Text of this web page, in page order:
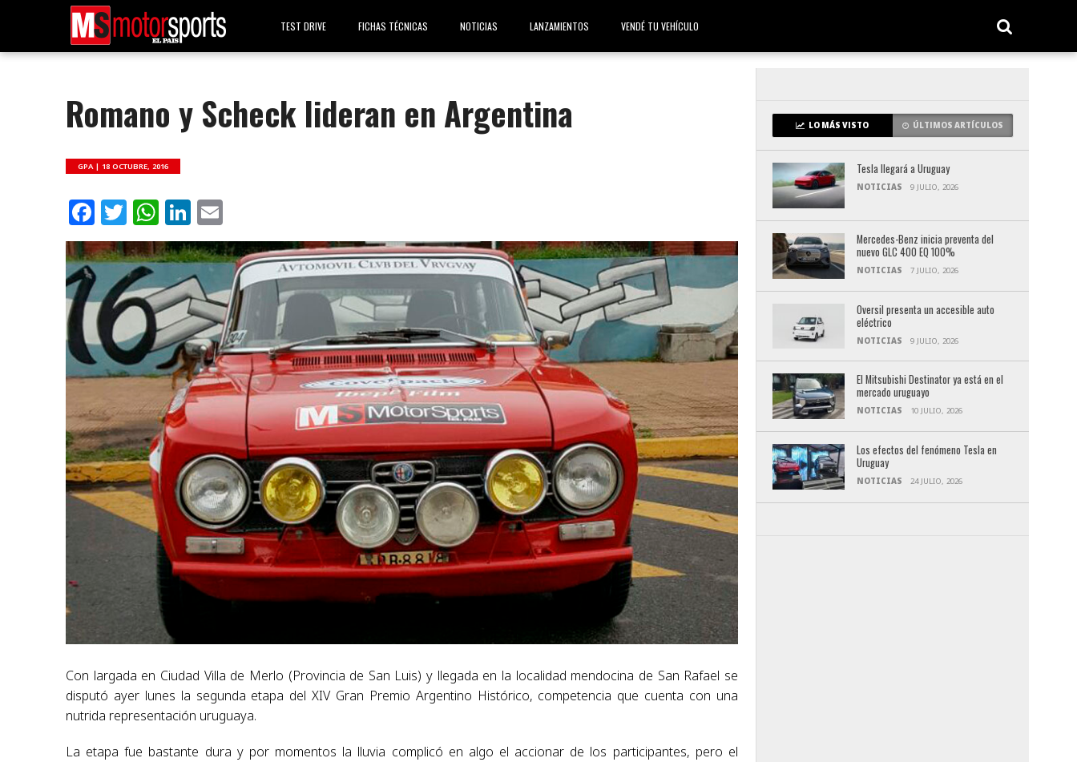
TEST DRIVE FICHAS TÉCNICAS NOTICIAS LANZAMIENTOS VENDÉ TU VEHÍCULO
Romano y Scheck lideran en Argentina
GPA | 18 OCTUBRE, 2016
Facebook
Twitter
WhatsApp
LinkedIn
Con largada en Ciudad Villa de Merlo (Provincia de San Luis) y llegada en la localidad mendocina de San Rafael se
disputó ayer lunes la segunda etapa del XIV Gran Premio Argentino Histórico, competencia que cuenta con una
nutrida representación uruguaya.
La etapa fue bastante dura y por momentos la lluvia complicó en algo el accionar de los participantes, pero el
LO MÁS VISTO ÚLTIMOS ARTÍCULOS
Tesla llegará a Uruguay
NOTICIAS 9 JULIO, 2026
Mercedes-Benz inicia preventa del
nuevo GLC 400 EQ 100%
NOTICIAS 7 JULIO, 2026
Oversil presenta un accesible auto
eléctrico
NOTICIAS 9 JULIO, 2026
El Mitsubishi Destinator ya está en el
mercado uruguayo
NOTICIAS 10 JULIO, 2026
Los efectos del fenómeno Tesla en
Uruguay
NOTICIAS 24 JULIO, 2026